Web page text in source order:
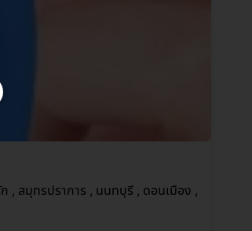
, สมุทรปราการ , นนทบุรี , ดอนเมือง ,